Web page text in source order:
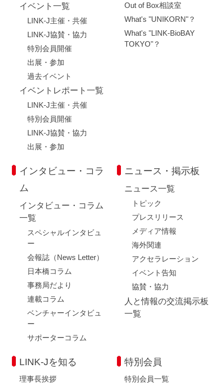
イベント一覧
LINK-J主催・共催
LINK-J協賛・協力
特別会員開催
出展・参加
過去イベント
イベントレポート一覧
LINK-J主催・共催
特別会員開催
LINK-J協賛・協力
出展・参加
Out of Box相談室
What's "UNIKORN"？
What's "LINK-BioBAY
TOKYO"？
インタビュー・コラ
ム
インタビュー・コラム
一覧
スペシャルインタビュ
ー
会報誌（News Letter）
日本橋コラム
事務局だより
連載コラム
ベンチャーインタビュ
ー
サポーターコラム
ニュース・掲示板
ニュース一覧
トピック
プレスリリース
メディア情報
海外関連
アクセラレーション
イベント告知
協賛・協力
人と情報の交流掲示板
一覧
LINK-Jを知る
理事長挨拶
特別会員
特別会員一覧